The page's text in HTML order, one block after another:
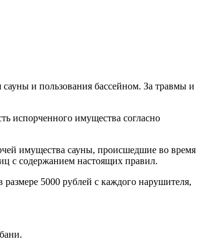
сауны и пользования бассейном. За травмы и
испорченного имущества согласно
имущества сауны, происшедшие во время
с содержанием настоящих правил.
5000 рублей с каждого нарушителя,